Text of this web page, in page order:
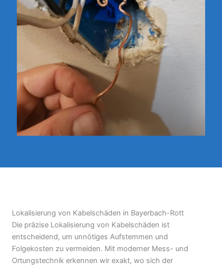
Lokalisierung von Kabelschäden in Bayerbach-Rott
Die präzise Lokalisierung von Kabelschäden ist
entscheidend, um unnötiges Aufstemmen und
Folgekosten zu vermeiden. Mit moderner Mess- und
Ortungstechnik erkennen wir exakt, wo sich der